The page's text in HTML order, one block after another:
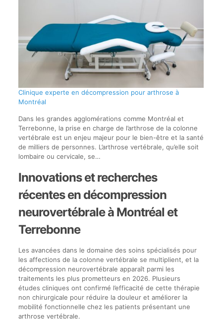
Clinique experte en décompression pour arthrose à
Montréal
Dans les grandes agglomérations comme Montréal et
Terrebonne, la prise en charge de l’arthrose de la colonne
vertébrale est un enjeu majeur pour le bien-être et la santé
de milliers de personnes. L’arthrose vertébrale, qu’elle soit
lombaire ou cervicale, se…
Innovations et recherches
récentes en décompression
neurovertébrale à Montréal et
Terrebonne
Les avancées dans le domaine des soins spécialisés pour
les affections de la colonne vertébrale se multiplient, et la
décompression neurovertébrale apparaît parmi les
traitements les plus prometteurs en 2026. Plusieurs
études cliniques ont confirmé l’efficacité de cette thérapie
non chirurgicale pour réduire la douleur et améliorer la
mobilité fonctionnelle chez les patients présentant une
arthrose vertébrale.